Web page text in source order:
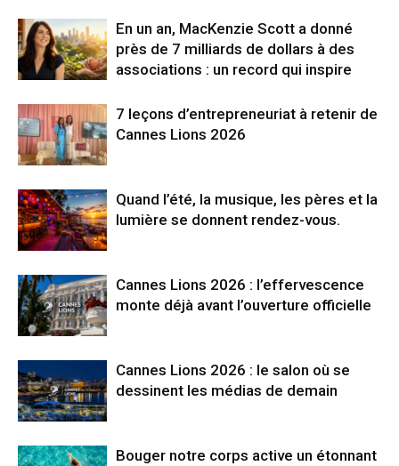
En un an, MacKenzie Scott a donné
près de 7 milliards de dollars à des
associations : un record qui inspire
7 leçons d’entrepreneuriat à retenir de
Cannes Lions 2026
Quand l’été, la musique, les pères et la
lumière se donnent rendez-vous.
Cannes Lions 2026 : l’effervescence
monte déjà avant l’ouverture officielle
Cannes Lions 2026 : le salon où se
dessinent les médias de demain
Bouger notre corps active un étonnant